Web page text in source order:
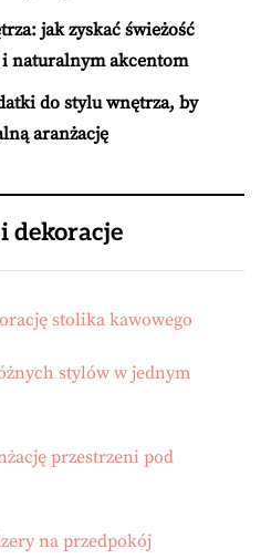
jak zyskać świeżość
naturalnym akcentom
do stylu wnętrza, by
aranżację
dekoracje
stolika kawowego
stylów w jednym
przestrzeni pod
na przedpokój